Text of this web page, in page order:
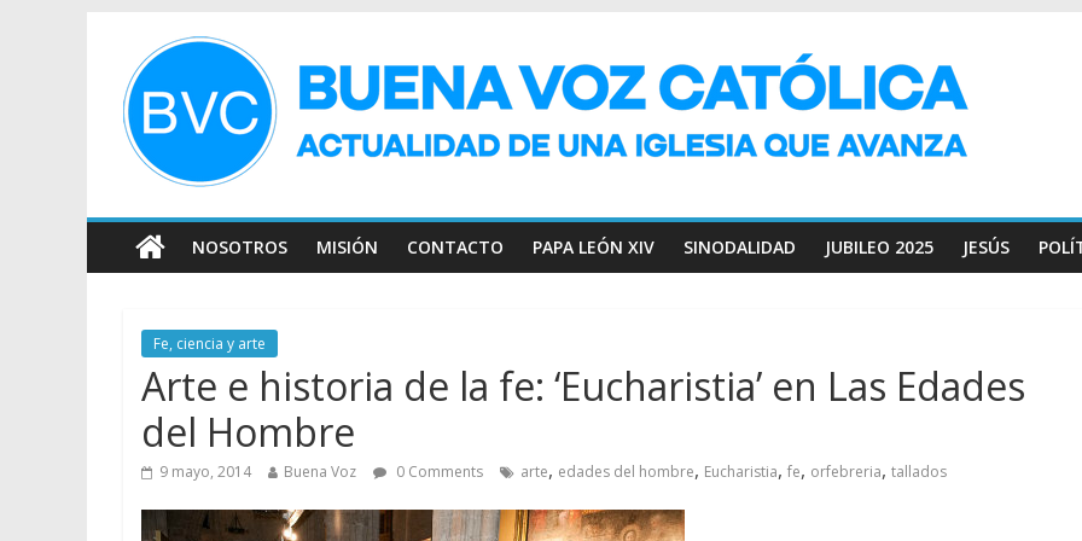
NOSOTROS MISIÓN CONTACTO PAPA LEÓN XIV SINODALIDAD JUBILEO 2025 JESÚS
Fe, ciencia y arte
Arte e historia de la fe: ‘Eucharistia’ en Las Edades
del Hombre
9 mayo, 2014 Buena Voz 0 Comments arte, edades del hombre, Eucharistia, fe, orfebreria, tallados